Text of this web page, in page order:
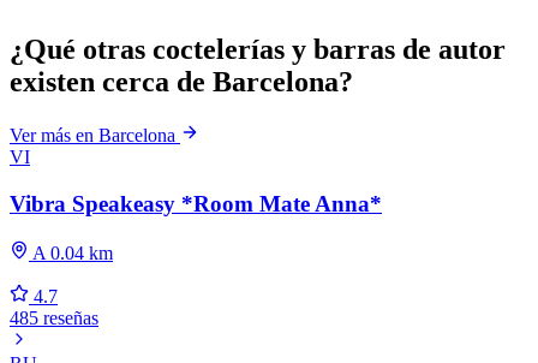
¿Qué otras coctelerías y barras de autor
existen cerca de Barcelona?
Ver más en Barcelona
VI
Vibra Speakeasy *Room Mate Anna*
A 0.04 km
4.7
485 reseñas